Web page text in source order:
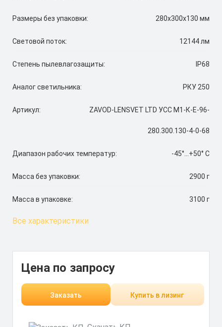
Размеры без упаковки: 280х300х130 мм
Световой поток: 12144 лм
Степень пылевлагозащиты: IP68
Аналог светильника: РКУ 250
Артикул: ZAVOD-LENSVET LTD УСС М1-К-Е-96-
280.300.130-4-0-68
Диапазон рабочих температур: -45°...+50° C
Масса без упаковки: 2900 г
Масса в упаковке: 3100 г
Все характеристики
Цена по запросу
Заказать Купить в лизинг